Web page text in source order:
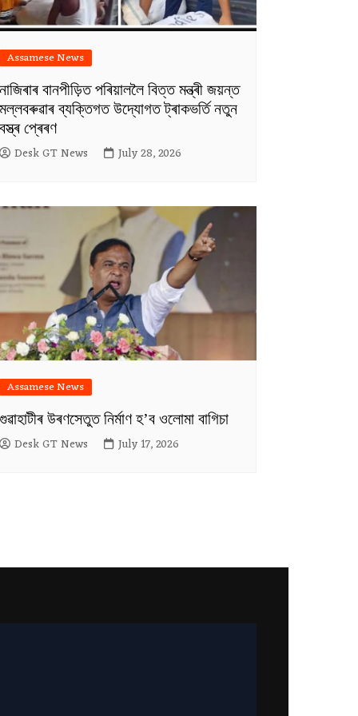
Assamese News
বানপীড়িত পৰিয়াললৈ বিত্ত মন্ত্ৰী জয়ন্ত
ব্যক্তিগত উদ্যোগত ট্ৰাকভৰ্তি নতুন
প্ৰেৰণ
Desk GT News July 28, 2026
Assamese News
উৰণসেতুত নিৰ্মাণ হ’ব ওলোমা বাগিচা
Desk GT News July 17, 2026